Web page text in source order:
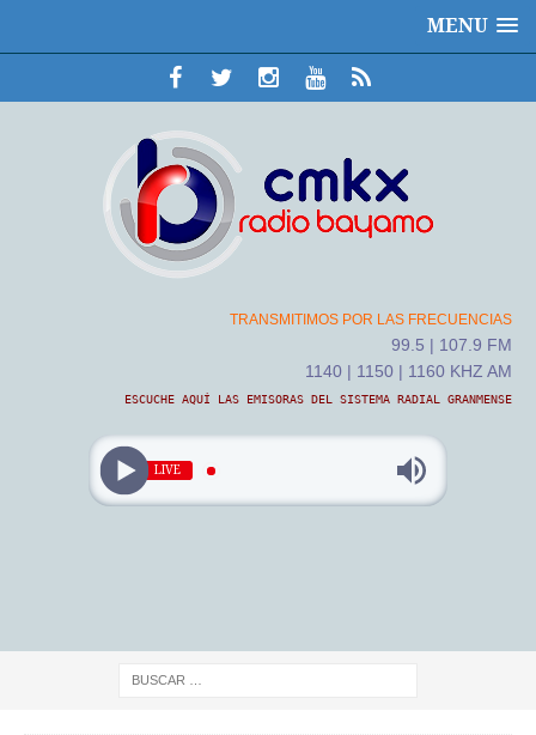
MENU
TRANSMITIMOS POR LAS FRECUENCIAS
99.5 | 107.9 FM
1140 | 1150 | 1160 KHZ AM
ESCUCHE AQUÍ LAS EMISORAS DEL SISTEMA RADIAL GRANMENSE
LIVE